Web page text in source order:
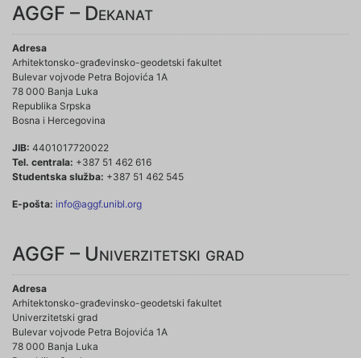
AGGF – Dekanat
Adresa
Arhitektonsko-građevinsko-geodetski fakultet
Bulevar vojvode Petra Bojovića 1A
78 000 Banja Luka
Republika Srpska
Bosna i Hercegovina
JIB: 4401017720022
Tel. centrala: +387 51 462 616
Studentska služba: +387 51 462 545
E-pošta: info@aggf.unibl.org
AGGF – Univerzitetski grad
Adresa
Arhitektonsko-građevinsko-geodetski fakultet
Univerzitetski grad
Bulevar vojvode Petra Bojovića 1A
78 000 Banja Luka